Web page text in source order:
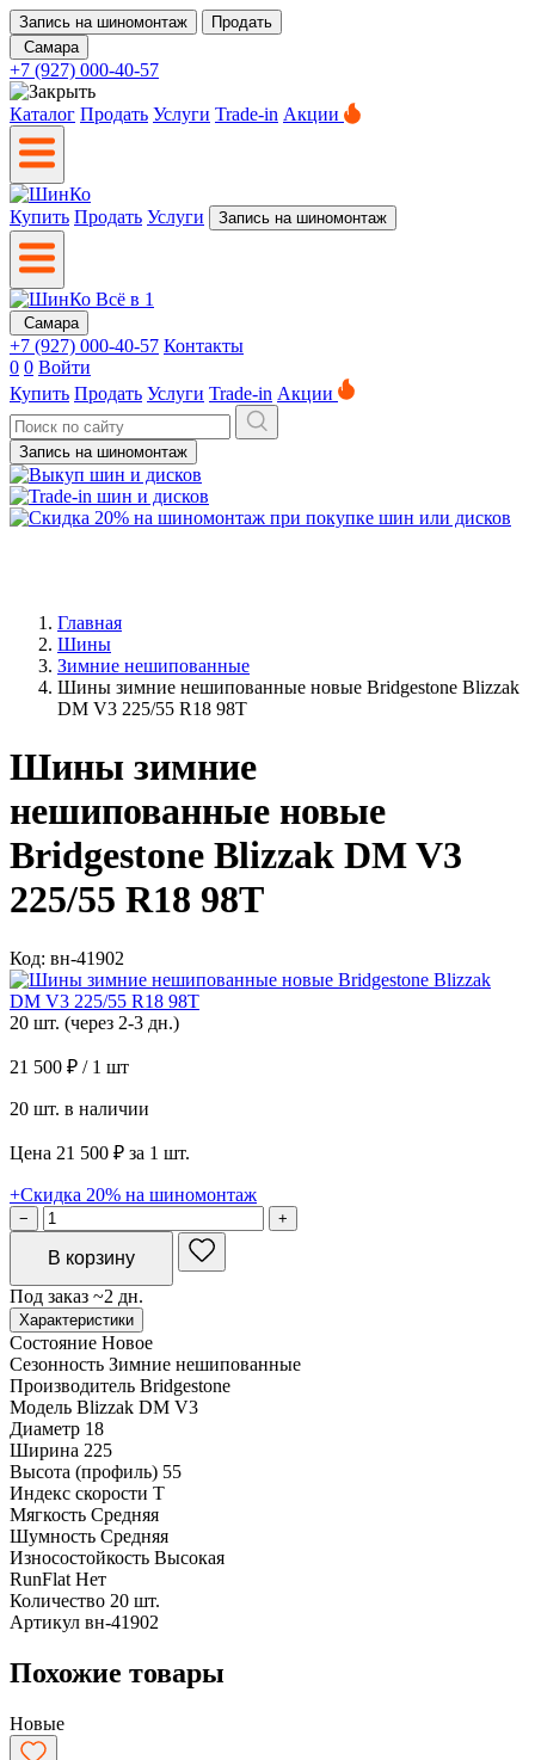
Запись на шиномонтаж
Продать
Самара
+7 (927) 000-40-57
Каталог Продать Услуги Trade-in Акции
Купить Продать Услуги Запись на шиномонтаж
Самара
+7 (927) 000-40-57 Контакты
0 0 Войти
Купить Продать Услуги Trade-in Акции
Запись на шиномонтаж
Главная
Шины
Зимние нешипованные
Шины зимние нешипованные новые Bridgestone Blizzak
DM V3 225/55 R18 98T
Шины зимние
нешипованные новые
Bridgestone Blizzak DM V3
225/55 R18 98T
Код: вн-41902
20 шт. (через 2-3 дн.)
21 500 ₽ / 1 шт
20 шт. в наличии
Цена 21 500 ₽ за 1 шт.
+Скидка 20% на шиномонтаж
− +
В корзину
Под заказ ~2 дн.
Характеристики
Состояние Новое
Сезонность Зимние нешипованные
Производитель Bridgestone
Модель Blizzak DM V3
Диаметр 18
Ширина 225
Высота (профиль) 55
Индекс скорости T
Мягкость Средняя
Шумность Средняя
Износостойкость Высокая
RunFlat Нет
Количество 20 шт.
Артикул вн-41902
Похожие товары
Новые